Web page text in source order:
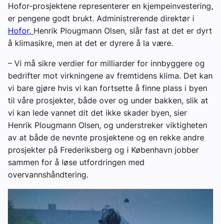
Hofor-prosjektene representerer en kjempeinvestering,
er pengene godt brukt. Administrerende direktør i
Hofor, Henrik Plougmann Olsen, slår fast at det er dyrt
å klimasikre, men at det er dyrere å la være.
– Vi må sikre verdier for milliarder for innbyggere og
bedrifter mot virkningene av fremtidens klima. Det kan
vi bare gjøre hvis vi kan fortsette å finne plass i byen
til våre prosjekter, både over og under bakken, slik at
vi kan lede vannet dit det ikke skader byen, sier
Henrik Plougmann Olsen, og understreker viktigheten
av at både de nevnte prosjektene og en rekke andre
prosjekter på Frederiksberg og i København jobber
sammen for å løse utfordringen med
overvannshåndtering.